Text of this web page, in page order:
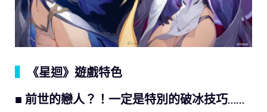
《星迴》遊戲特色
■ 前世的戀人？！一定是特別的破冰技巧……